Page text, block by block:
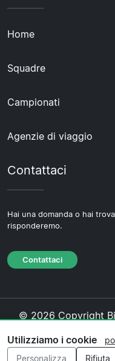
Home
Squadre
Campionati
Agenzie di viaggio
Contattaci
Hai una domanda o hai
risponderemo.
Contattaci
© 2026 Copyright
cookie
Utilizziamo i cookie
Personalizza
Rifiuta